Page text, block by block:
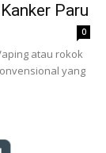
Paru
0
atau rokok
yang